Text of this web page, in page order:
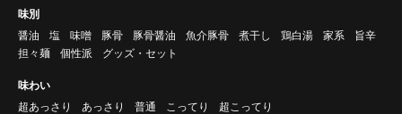
味別
醤油
塩 味噌 豚骨 豚骨醤油 魚介豚骨 煮干し 鶏白湯 家系
旨辛
担々麺
個性派 グッズ・セット
味わい
超あっさり
あっさり 普通 こってり 超こってり